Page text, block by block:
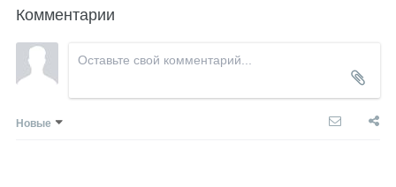
Комментарии
Новые